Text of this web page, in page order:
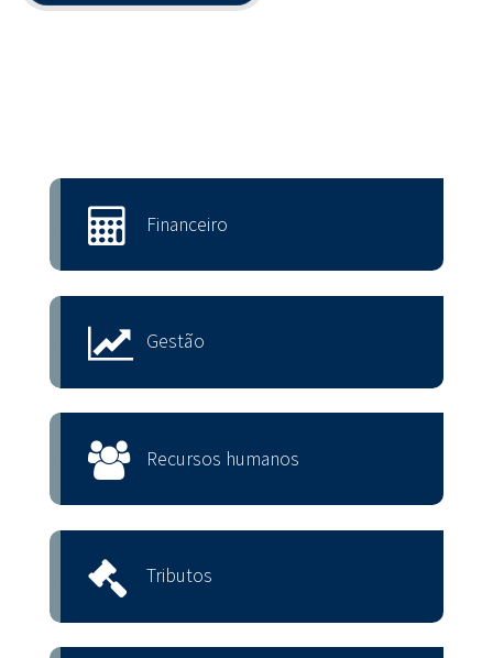
Financeiro
Gestão
Recursos humanos
Tributos